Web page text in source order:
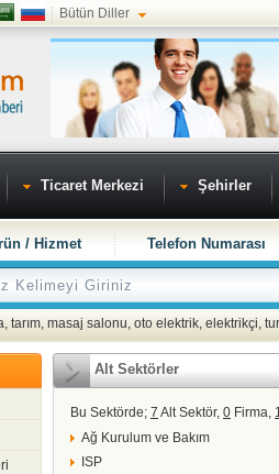
Bütün Diller
Ticaret Merkezi Şehirler
/ Hizmet Telefon Numarası
, tarım, masaj salonu, oto elektrik, elektrikçi,
Alt Sektörler
Bu Sektörde; 7 Alt Sektör, 0 Firma,
Ağ Kurulum ve Bakım
ISP